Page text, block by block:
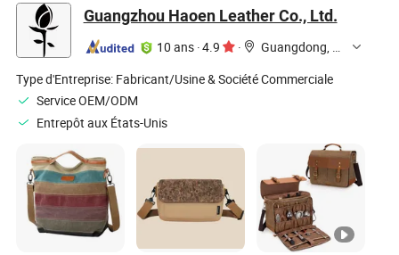
papier paille
Guangzhou Haoen Leather Co., Ltd.
10 ans ·4.9 ·
Guangdong, China
Type d'Entreprise: Fabricant/Usine & Société Commerciale
Service OEM/ODM
Entrepôt aux États-Unis